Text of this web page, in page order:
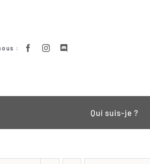
:
Qui suis-je ?